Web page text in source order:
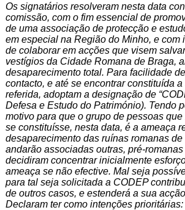
Os signatários resolveram nesta data
comissão, com o fim essencial de
de uma associação de protecção e
em especial na Região do Minho, e com
de colaborar em acções que visem
vestígios da Cidade Romana de Braga,
desaparecimento total. Para facilidade
contacto, e até se encontrar constituída
referida, adoptam a designação de
Defesa e Estudo do Património). Tendo
motivo para que o grupo de pessoas
se constituísse, nesta data, é a ameaça
desaparecimento das ruínas romanas
andarão associadas outras, pré-
decidiram concentrar inicialmente
ameaça se não efective. Mal seja
para tal seja solicitada a CODEP
de outros casos, e estenderá a sua
Declaram ter como intenções prioritárias: